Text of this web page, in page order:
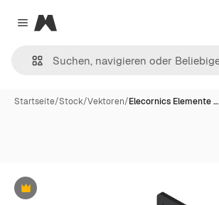
Close menu
Magnific
Startseite/Stock/Vektoren/Elecornics Elemente …
Premium